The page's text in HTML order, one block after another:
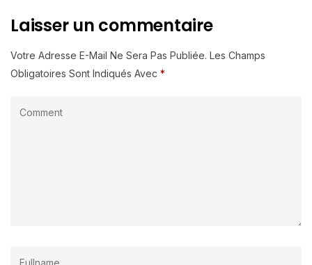
Laisser un commentaire
Votre Adresse E-Mail Ne Sera Pas Publiée. Les Champs
Obligatoires Sont Indiqués Avec *